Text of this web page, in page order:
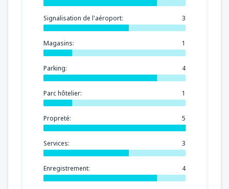
Signalisation de l'aéroport: 3
Magasins: 1
Parking: 4
Parc hôtelier: 1
Propreté: 5
Services: 3
Enregistrement: 4